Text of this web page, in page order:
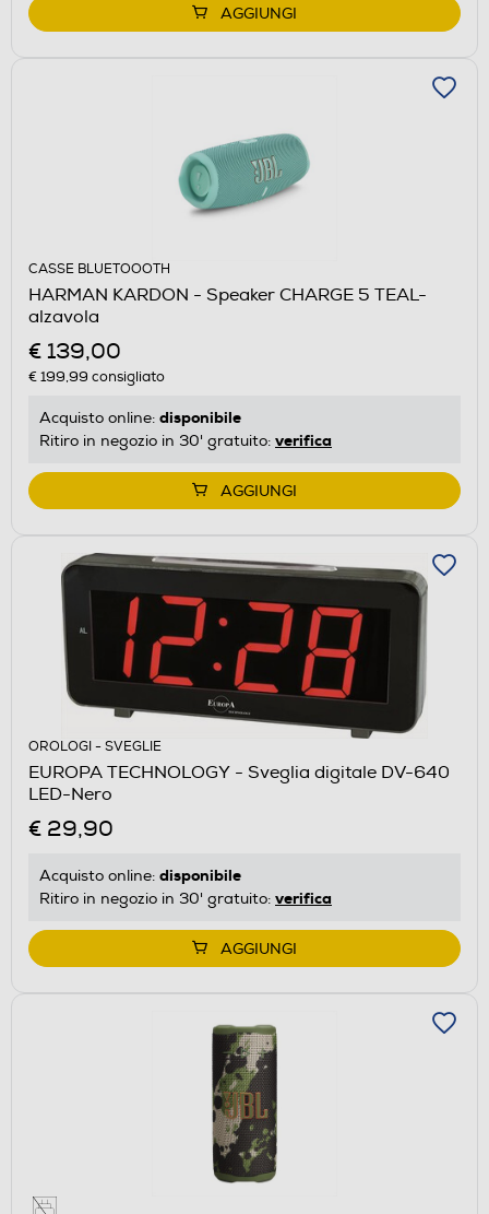
AGGIUNGI
CASSE BLUETOOOTH
HARMAN KARDON - Speaker CHARGE 5 TEAL-
alzavola
€ 139,00
€ 199,99 consigliato
Acquisto online: disponibile
Ritiro in negozio in 30' gratuito: verifica
AGGIUNGI
OROLOGI - SVEGLIE
EUROPA TECHNOLOGY - Sveglia digitale DV-640
LED-Nero
€ 29,90
Acquisto online: disponibile
Ritiro in negozio in 30' gratuito: verifica
AGGIUNGI